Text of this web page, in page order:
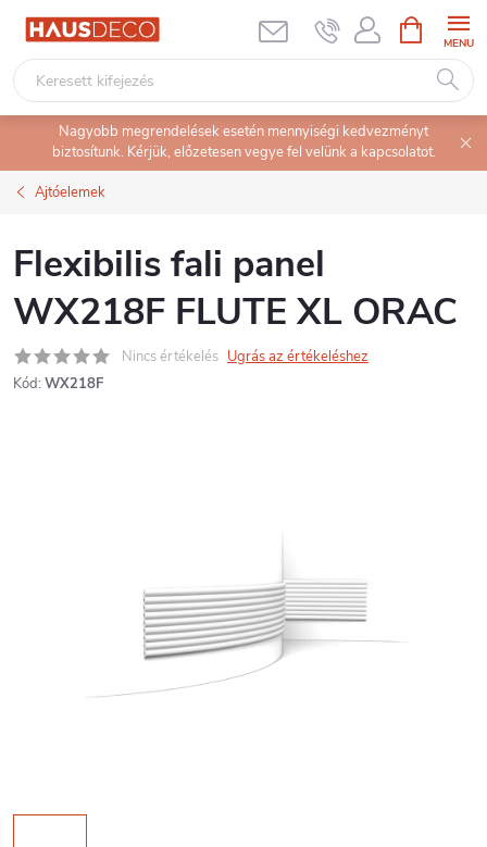
Ugrás
tartalomhoz
KOSÁR
Nagyobb megrendelések esetén mennyiségi kedvezményt
biztosítunk. Kérjük, előzetesen vegye fel velünk a kapcsolatot.
Ajtóelemek
Flexibilis fali panel
WX218F FLUTE XL ORAC
Nincs értékelés Ugrás az értékeléshez
Kód: WX218F